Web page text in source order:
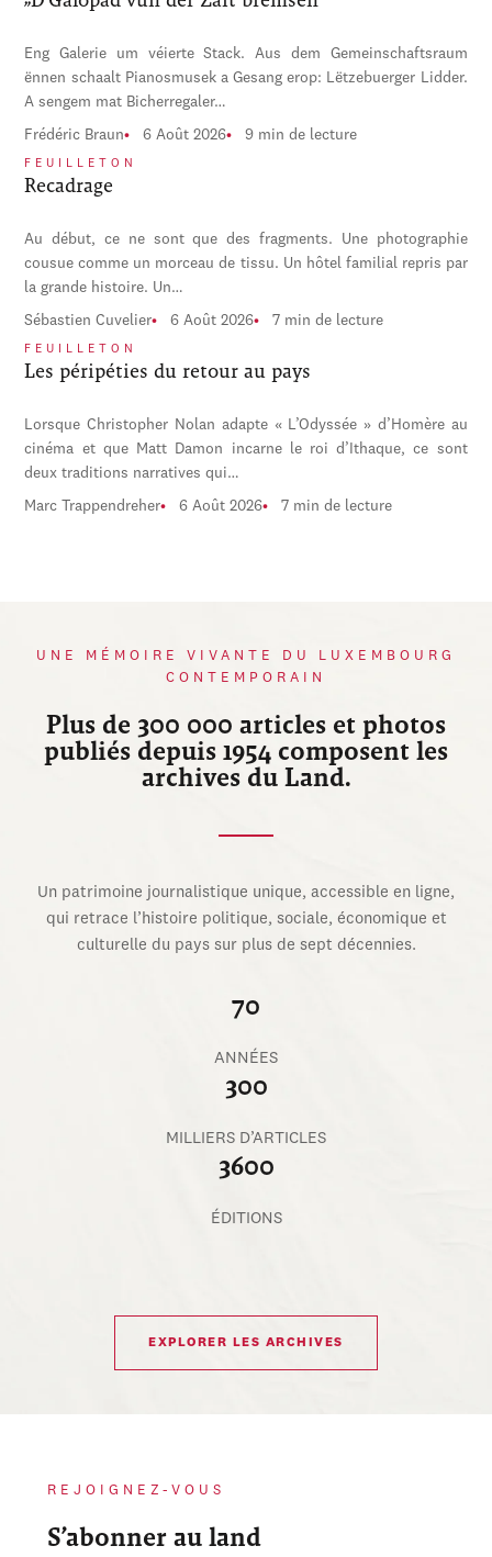
Eng Galerie um véierte Stack. Aus dem Gemeinschaftsraum
ënnen schaalt Pianosmusek a Gesang erop: Lëtzebuerger Lidder.
A sengem mat Bicherregaler…
Frédéric Braun 6 Août 2026 9 min de lecture
FEUILLETON
Recadrage
Au début, ce ne sont que des fragments. Une photographie
cousue comme un morceau de tissu. Un hôtel familial repris par
la grande histoire. Un…
Sébastien Cuvelier 6 Août 2026 7 min de lecture
FEUILLETON
Les péripéties du retour au pays
Lorsque Christopher Nolan adapte « L’Odyssée » d’Homère au
cinéma et que Matt Damon incarne le roi d’Ithaque, ce sont
deux traditions narratives qui…
Marc Trappendreher 6 Août 2026 7 min de lecture
UNE MÉMOIRE VIVANTE DU LUXEMBOURG
CONTEMPORAIN
Plus de 300 000 articles et photos
publiés depuis 1954 composent les
archives du Land.
Un patrimoine journalistique unique, accessible en ligne,
qui retrace l’histoire politique, sociale, économique et
culturelle du pays sur plus de sept décennies.
70
ANNÉES
300
MILLIERS D’ARTICLES
3600
ÉDITIONS
EXPLORER LES ARCHIVES
REJOIGNEZ-VOUS
S’abonner au land